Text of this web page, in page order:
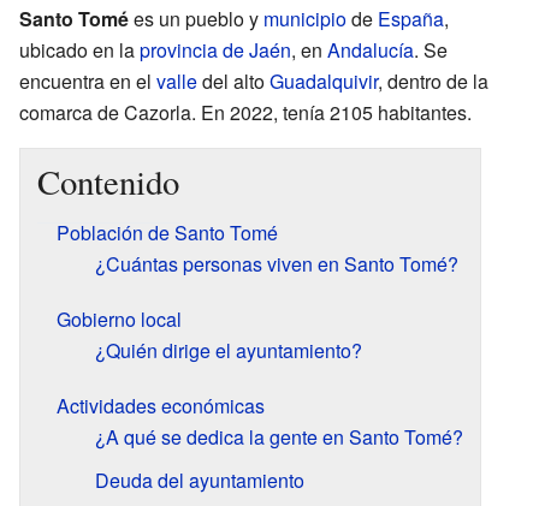
Santo Tomées un pueblo y municipiode España,
ubicado en laprovincia de Jaén, en Andalucía. Se
encuentra en el valledel altoGuadalquivir, dentro de la
comarca de Cazorla. En 2022, tenía 2105 habitantes.
Contenido
Población de Santo Tomé
¿Cuántas personas viven en Santo Tomé?
Gobierno local
¿Quién dirige el ayuntamiento?
Actividades económicas
¿A qué se dedica la gente en Santo Tomé?
Deuda del ayuntamiento